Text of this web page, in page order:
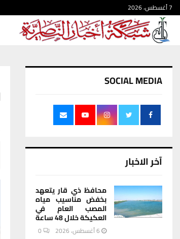
7 أغسطس، 2026
SOCIAL MEDIA
آخر الاخبار
محافظ ذي قار يتعهد
بخفض مناسيب مياه
المصب العام في
العكيكة خلال 48 ساعة
6 أغسطس، 2026 0